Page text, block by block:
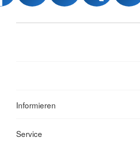
Informieren
Service